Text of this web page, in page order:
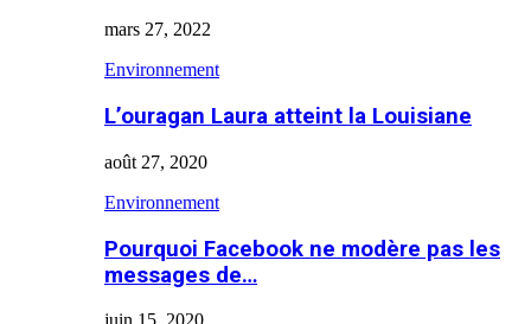
mars 27, 2022
Environnement
L’ouragan Laura atteint la Louisiane
août 27, 2020
Environnement
Pourquoi Facebook ne modère pas les
messages de…